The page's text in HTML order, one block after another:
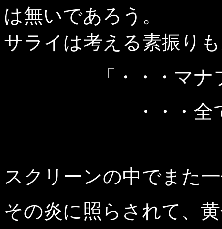
は無いであろう。
サライは考える素振り
「・・・マ
・・・
スクリーンの中でまた
その炎に照らされて、